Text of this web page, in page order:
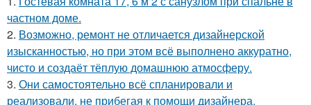
частном доме.
2. Возможно, ремонт не отличается дизайнерской
изысканностью, но при этом всё выполнено аккуратно,
чисто и создаёт тёплую домашнюю атмосферу.
3. Они самостоятельно всё спланировали и
реализовали, не прибегая к помощи дизайнера.